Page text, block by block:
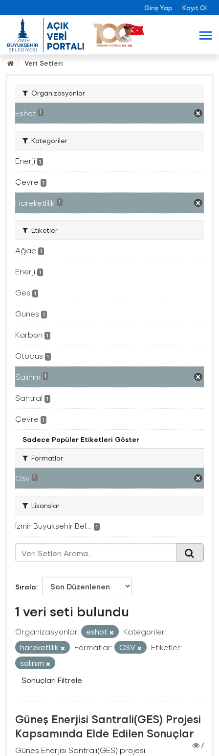
Giriş Yap Kayıt Ol
Veri Setleri
Organizasyonlar
Eshot 1
Kategoriler
Enerji 1
Çevre 1
Hareketlilik 1
Etiketler
Ağaç 1
Enerji 1
Ges 1
Güneş 1
Karbon 1
Otobüs 1
Salınım 1
Santral 1
Çevre 1
Sadece Popüler Etiketleri Göster
Formatlar
Csv 1
Lisanslar
İzmir Büyükşehir Bel... 1
Sırala
1 veri seti bulundu
Organizasyonlar: eshot
Kategoriler:
hareketlilik
Formatlar: CSV
Etiketler:
salınım
Sonuçları Filtrele
Güneş Enerjisi Santrali(GES) Projesi
Kapsamında Elde Edilen Sonuçlar
7
Güneş Enerjisi Santrali(GES) projesi